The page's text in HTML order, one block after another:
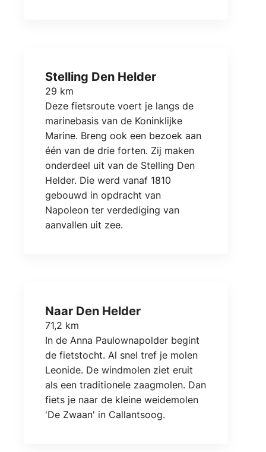
Stelling Den Helder
29 km
Deze fietsroute voert je langs de
marinebasis van de Koninklijke
Marine. Breng ook een bezoek aan
één van de drie forten. Zij maken
onderdeel uit van de Stelling Den
Helder. Die werd vanaf 1810
gebouwd in opdracht van
Napoleon ter verdediging van
aanvallen uit zee.
Naar Den Helder
71,2 km
In de Anna Paulownapolder begint
de fietstocht. Al snel tref je molen
Leonide. De windmolen ziet eruit
als een traditionele zaagmolen. Dan
fiets je naar de kleine weidemolen
'De Zwaan' in Callantsoog.